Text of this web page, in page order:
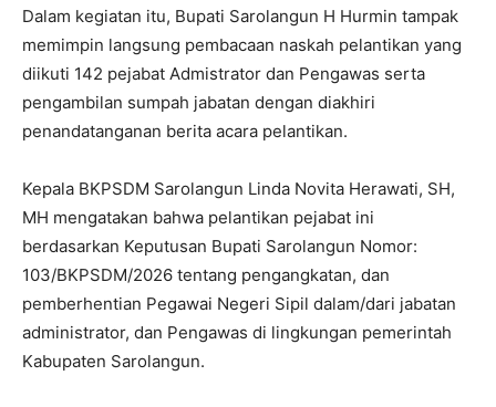
Dalam kegiatan itu, Bupati Sarolangun H Hurmin tampak
memimpin langsung pembacaan naskah pelantikan yang
diikuti 142 pejabat Admistrator dan Pengawas serta
pengambilan sumpah jabatan dengan diakhiri
penandatanganan berita acara pelantikan.
Kepala BKPSDM Sarolangun Linda Novita Herawati, SH,
MH mengatakan bahwa pelantikan pejabat ini
berdasarkan Keputusan Bupati Sarolangun Nomor:
103/BKPSDM/2026 tentang pengangkatan, dan
pemberhentian Pegawai Negeri Sipil dalam/dari jabatan
administrator, dan Pengawas di lingkungan pemerintah
Kabupaten Sarolangun.